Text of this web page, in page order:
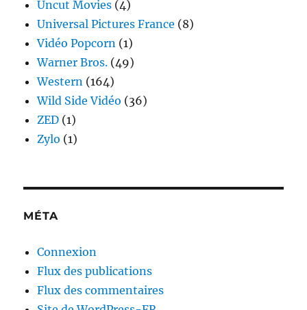
Uncut Movies (4)
Universal Pictures France (8)
Vidéo Popcorn (1)
Warner Bros. (49)
Western (164)
Wild Side Vidéo (36)
ZED (1)
Zylo (1)
MÉTA
Connexion
Flux des publications
Flux des commentaires